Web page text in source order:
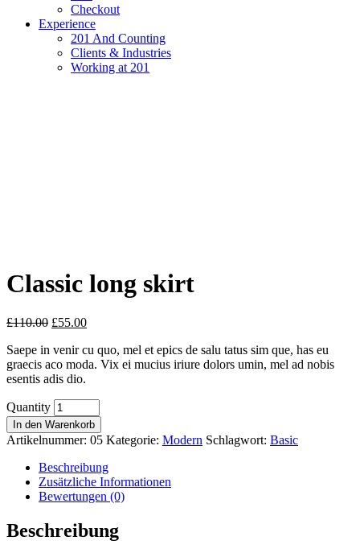
Checkout
Experience
201 And Counting
Clients & Industries
Working at 201
Classic long skirt
£110.00 £55.00
Saepe in venir cu quo, mel et epics de salu tatus sim que, has eu
graecis aco moda. Vix ei mucius iriure dolors umin, mel ad nobis
esentis adis dio.
Quantity
In den Warenkorb
Artikelnummer: 05 Kategorie: Modern Schlagwort: Basic
Beschreibung
Zusätzliche Informationen
Bewertungen (0)
Beschreibung